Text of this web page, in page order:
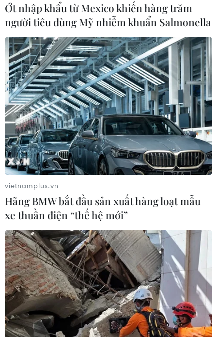
TIN CÙNG CHUYÊN MỤC
Giá vàng trong nước giảm nhẹ,
thương hiệu SJC lùi về ngưỡng 142,2
triệu đồng
07/08/2026 02:21
Kho dự trữ khí đốt của EU còn chưa
đầy 60% ngay trước mùa Đông
07/08/2026 01:50
Ớt nhập khẩu từ Mexico khiến hàng trăm
người tiêu dùng Mỹ nhiễm khuẩn Salmonella
vietnamplus.vn
Hãng BMW bắt đầu sản xuất hàng loạt mẫu
xe thuần điện “thế hệ mới”